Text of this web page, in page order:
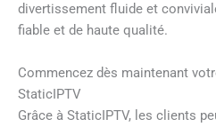
divertissement fluide et
fiable et de haute qualité.
Commencez dès maintenant
StaticIPTV
Grâce à StaticIPTV, les clients